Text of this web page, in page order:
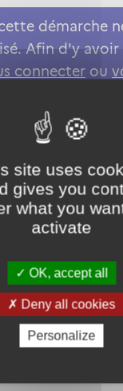
site uses
gives you
what you
activate
OK, accept all
Deny all cookies
Personalize
démarche
Afin d'y avoir
connecter ou
est la solution
et
services en
que
ou